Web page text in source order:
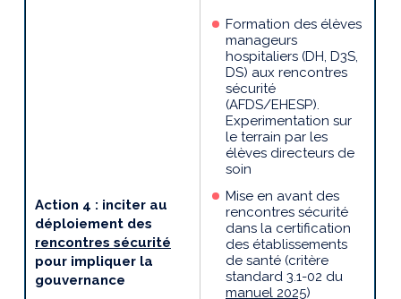
Action 4 : inciter au
déploiement des
rencontres sécurité
pour impliquer la
gouvernance
Formation des élèves
manageurs
hospitaliers (DH, D3S,
DS) aux rencontres
sécurité
(AFDS/EHESP).
Experimentation sur
le terrain par les
élèves directeurs de
soin
Mise en avant des
rencontres sécurité
dans la certification
des établissements
de santé (critère
standard 3.1-02 du
manuel 2025)